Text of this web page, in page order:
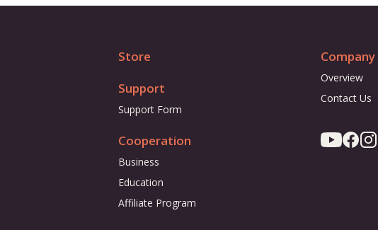
Store
Support
Support Form
Cooperation
Business
Education
Affiliate Program
Company
Overview
Contact Us